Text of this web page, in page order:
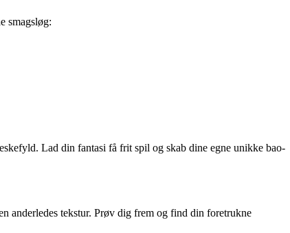
smagsløg:
Lad din fantasi få frit spil og skab dine egne unikke bao-
anderledes tekstur. Prøv dig frem og find din foretrukne